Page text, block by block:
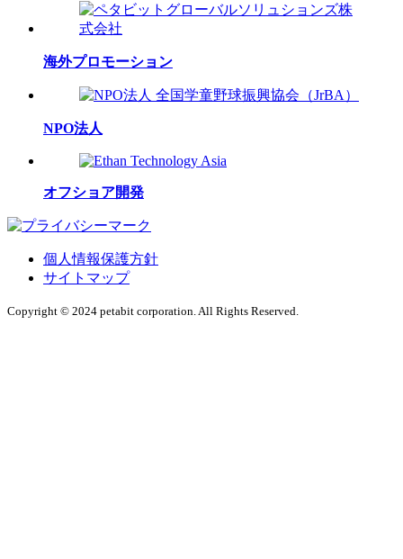
海外プロモーション
NPO法人
オフショア開発
個人情報保護方針
サイトマップ
Copyright © 2024 petabit corporation. All Rights Reserved.